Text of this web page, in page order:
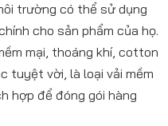
trường có thể sử dụng
cho sản phẩm của họ.
mại, thoáng khí, cotton
tuyệt vời, là loại vải mềm
hợp để đóng gói hàng